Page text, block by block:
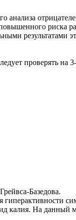
анализа
риска
результатами
проверять на
Базедова.
гиперактивности
калия. На данный